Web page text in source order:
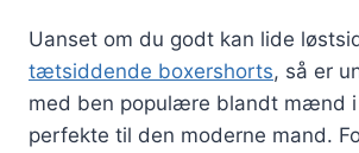
Uanset om du godt kan lide
tætsiddende boxershorts, så er
med ben populære blandt mænd i
perfekte til den moderne mand.